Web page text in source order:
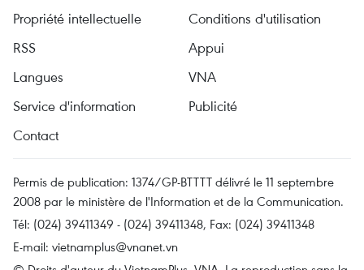
Propriété intellectuelle
Conditions d'utilisation
RSS
Appui
Langues
VNA
Service d'information
Publicité
Contact
Permis de publication: 1374/GP-BTTTT délivré le 11 septembre
2008 par le ministère de l'Information et de la Communication.
Tél: (024) 39411349 - (024) 39411348, Fax: (024) 39411348
E-mail: vietnamplus@vnanet.vn